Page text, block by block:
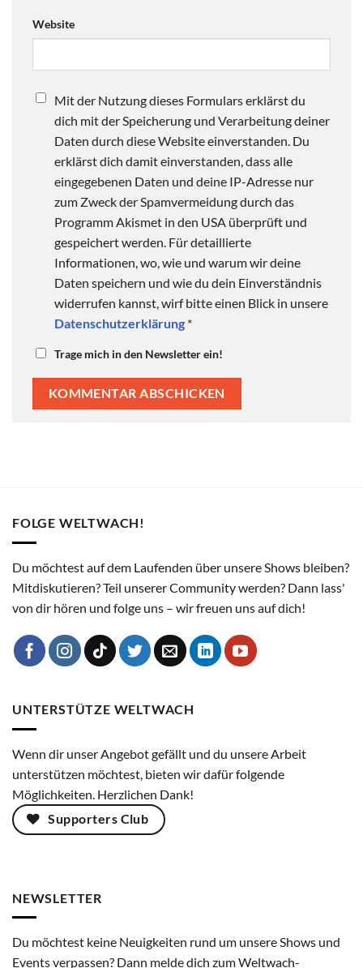
Website
Mit der Nutzung dieses Formulars erklärst du
dich mit der Speicherung und Verarbeitung deiner
Daten durch diese Website einverstanden. Du
erklärst dich damit einverstanden, dass alle
eingegebenen Daten und deine IP-Adresse nur
zum Zweck der Spamvermeidung durch das
Programm Akismet in den USA überprüft und
gespeichert werden. Für detaillierte
Informationen, wo, wie und warum wir deine
Daten speichern und wie du dein Einverständnis
widerrufen kannst, wirf bitte einen Blick in unsere
Datenschutzerklärung *
Trage mich in den Newsletter ein!
FOLGE WELTWACH!
Du möchtest auf dem Laufenden über unsere Shows bleiben?
Mitdiskutieren? Teil unserer Community werden? Dann lass'
von dir hören und folge uns – wir freuen uns auf dich!
UNTERSTÜTZE WELTWACH
Wenn dir unser Angebot gefällt und du unsere Arbeit
unterstützen möchtest, bieten wir dafür folgende
Möglichkeiten. Herzlichen Dank!
Supporters Club
NEWSLETTER
Du möchtest keine Neuigkeiten rund um unsere Shows und
Events verpassen? Dann melde dich zum Weltwach-